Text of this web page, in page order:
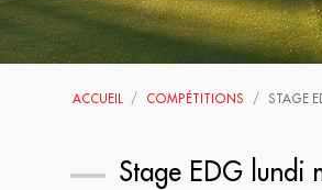
ACCUEIL COMPÉTITIONS STAGE
Stage EDG lundi